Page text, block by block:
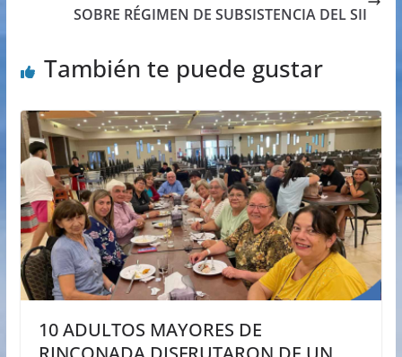
SOBRE RÉGIMEN DE SUBSISTENCIA DEL SII
También te puede gustar
10 ADULTOS MAYORES DE